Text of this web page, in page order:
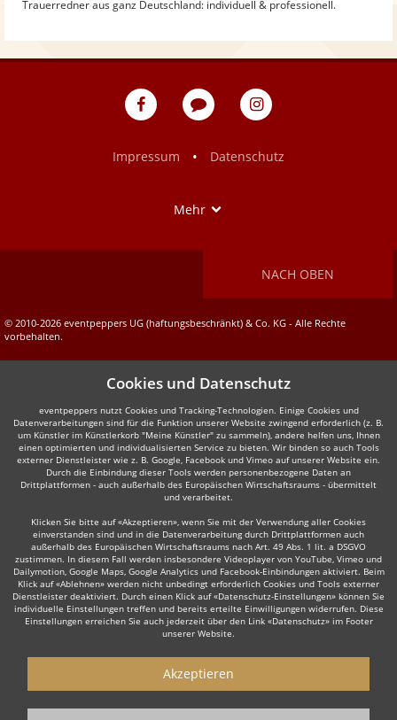
Trauerredner aus ganz Deutschland: individuell & professionell.
eventpeppers
Blog
eventpeppers
Impressum
• Datenschutz
Mehr
NACH OBEN
© 2010-2026 eventpeppers UG (haftungsbeschränkt) & Co. KG - Alle Rechte
vorbehalten.
Cookies und Datenschutz
eventpeppers nutzt Cookies und Tracking-Technologien. Einige Cookies und
Datenverarbeitungen sind für die Funktion unserer Website zwingend erforderlich (z. B.
um Künstler im Künstlerkorb "Meine Künstler" zu sammeln), andere helfen uns, Ihnen
einen optimierten und individualisierten Service zu bieten. Wir binden so auch Tools
externer Dienstleister wie z. B. Google, Facebook und Vimeo auf unserer Website ein.
Durch die Einbindung dieser Tools werden personenbezogene Daten an
Drittplattformen - auch außerhalb des Europäischen Wirtschaftsraums - übermittelt
und verarbeitet.
Klicken Sie bitte auf «Akzeptieren», wenn Sie mit der Verwendung aller Cookies
einverstanden sind und in die Datenverarbeitung durch Drittplattformen auch
außerhalb des Europäischen Wirtschaftsraums nach Art. 49 Abs. 1 lit. a DSGVO
zustimmen. In diesem Fall werden insbesondere Videoplayer von YouTube, Vimeo und
Dailymotion, Google Maps, Google Analytics und Facebook-Einbindungen aktiviert. Beim
Klick auf «Ablehnen» werden nicht unbedingt erforderlich Cookies und Tools externer
Dienstleister deaktiviert. Durch einen Klick auf «Datenschutz-Einstellungen» können Sie
individuelle Einstellungen treffen und bereits erteilte Einwilligungen widerrufen. Diese
Einstellungen erreichen Sie auch jederzeit über den Link «Datenschutz» im Footer
unserer Website.
Akzeptieren